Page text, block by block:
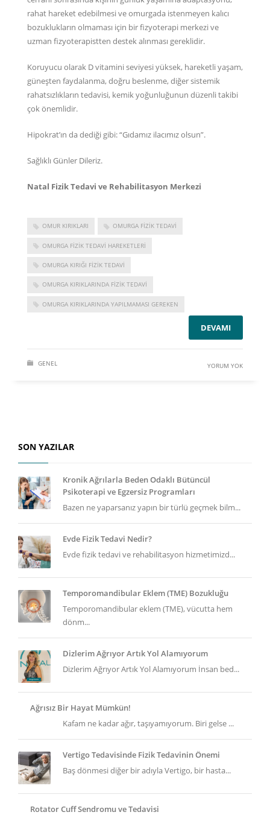
rahat hareket edebilmesi ve omurgada istenmeyen kalıcı
bozuklukların olmaması için bir fizyoterapi merkezi ve
uzman fizyoterapistten destek alınması gereklidir.
Koruyucu olarak D vitamini seviyesi yüksek, hareketli yaşam,
güneşten faydalanma, doğru beslenme, diğer sistemik
rahatsızlıkların tedavisi, kemik yoğunluğunun düzenli takibi
çok önemlidir.
Hipokrat’ın da dediği gibi: “Gıdamız ilacımız olsun”.
Sağlıklı Günler Dileriz.
Natal Fizik Tedavi ve Rehabilitasyon Merkezi
OMUR KIRIKLARI OMURGA FIZIK TEDAVI
OMURGA FIZIK TEDAVI HAREKETLERI
OMURGA KIRIĞI FIZIK TEDAVI
OMURGA KIRIKLARINDA FIZIK TEDAVI
OMURGA KIRIKLARINDA YAPILMAMASI GEREKEN
DEVAMI
GENEL YORUM YOK
SON YAZILAR
Kronik Ağrılarla Beden Odaklı Bütüncül
Psikoterapi ve Egzersiz Programları
Bazen ne yaparsanız yapın bir türlü geçmek bilm...
Evde Fizik Tedavi Nedir?
Evde fizik tedavi ve rehabilitasyon hizmetimizd...
Temporomandibular Eklem (TME) Bozukluğu
Temporomandibular eklem (TME), vücutta hem
dönm...
Dizlerim Ağrıyor Artık Yol Alamıyorum
Dizlerim Ağrıyor Artık Yol Alamıyorum İnsan bed...
Ağrısız Bir Hayat Mümkün!
Kafam ne kadar ağır, taşıyamıyorum. Biri gelse ...
Vertigo Tedavisinde Fizik Tedavinin Önemi
Baş dönmesi diğer bir adıyla Vertigo, bir hasta...
Rotator Cuff Sendromu ve Tedavisi